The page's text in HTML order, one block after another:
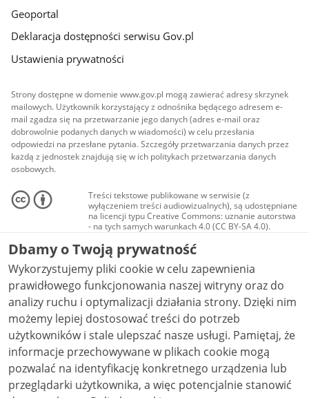
Geoportal
Deklaracja dostępności serwisu Gov.pl
Ustawienia prywatności
Strony dostępne w domenie www.gov.pl mogą zawierać adresy skrzynek
mailowych. Użytkownik korzystający z odnośnika będącego adresem e-
mail zgadza się na przetwarzanie jego danych (adres e-mail oraz
dobrowolnie podanych danych w wiadomości) w celu przesłania
odpowiedzi na przesłane pytania. Szczegóły przetwarzania danych przez
każdą z jednostek znajdują się w ich politykach przetwarzania danych
osobowych.
Treści tekstowe publikowane w serwisie (z
wyłączeniem treści audiowizualnych), są udostępniane
na licencji typu Creative Commons: uznanie autorstwa
- na tych samych warunkach 4.0 (CC BY-SA 4.0).
Materiały audiowizualne, w tym zdjęcia, materiały
audio i wideo, są udostępniane na licencji typu
Creative Commons: uznanie autorstwa użycie
niekomercyjne - bez utworów zależnych 4.0 (CC BY-
NC-ND 4.0), o ile nie jest to stwierdzone inaczej.
Dbamy o Twoją prywatność
Wykorzystujemy pliki cookie w celu zapewnienia
prawidłowego funkcjonowania naszej witryny oraz do
analizy ruchu i optymalizacji działania strony. Dzięki nim
możemy lepiej dostosować treści do potrzeb
użytkowników i stale ulepszać nasze usługi. Pamiętaj, że
informacje przechowywane w plikach cookie mogą
pozwalać na identyfikację konkretnego urządzenia lub
przeglądarki użytkownika, a więc potencjalnie stanowić